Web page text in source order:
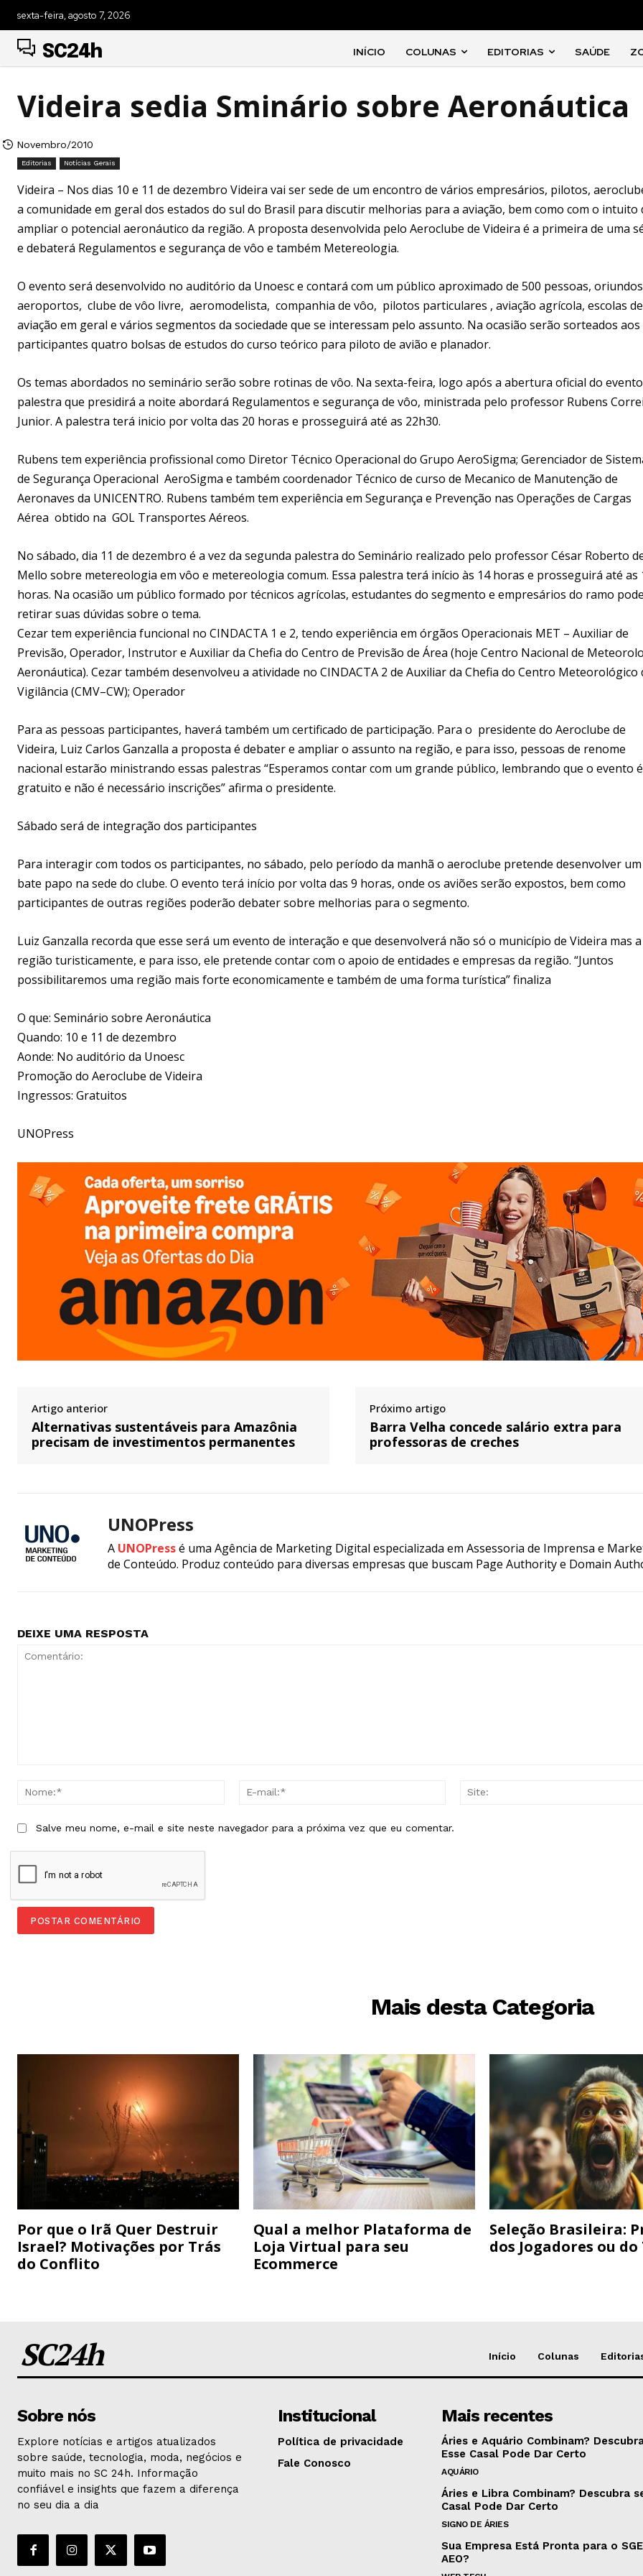
sexta-feira, agosto 7, 2026
SC24h INÍCIO COLUNAS EDITORIAS SAÚDE
Videira sedia Sminário sobre Aeronáutica
Novembro/2010
Editorias Notícias Gerais
Videira – Nos dias 10 e 11 de dezembro Videira vai ser sede de um encontro de vários empresários, pilotos,
a comunidade em geral dos estados do sul do Brasil para discutir melhorias para a aviação, bem como com o intuito
ampliar o potencial aeronáutico da região. A proposta desenvolvida pelo Aeroclube de Videira é a primeira de uma
e debaterá Regulamentos e segurança de vôo e também Metereologia.
O evento será desenvolvido no auditório da Unoesc e contará com um público aproximado de 500 pessoas,
aeroportos, clube de vôo livre, aeromodelista, companhia de vôo, pilotos particulares , aviação agrícola, escolas de
aviação em geral e vários segmentos da sociedade que se interessam pelo assunto. Na ocasião serão sorteados aos
participantes quatro bolsas de estudos do curso teórico para piloto de avião e planador.
Os temas abordados no seminário serão sobre rotinas de vôo. Na sexta-feira, logo após a abertura oficial do
palestra que presidirá a noite abordará Regulamentos e segurança de vôo, ministrada pelo professor Rubens
Junior. A palestra terá inicio por volta das 20 horas e prosseguirá até as 22h30.
Rubens tem experiência profissional como Diretor Técnico Operacional do Grupo AeroSigma; Gerenciador de
de Segurança Operacional AeroSigma e também coordenador Técnico de curso de Mecanico de Manutenção de
Aeronaves da UNICENTRO. Rubens também tem experiência em Segurança e Prevenção nas Operações de Cargas
Aérea obtido na GOL Transportes Aéreos.
No sábado, dia 11 de dezembro é a vez da segunda palestra do Seminário realizado pelo professor César Roberto
Mello sobre metereologia em vôo e metereologia comum. Essa palestra terá início às 14 horas e prosseguirá até as
horas. Na ocasião um público formado por técnicos agrícolas, estudantes do segmento e empresários do ramo
retirar suas dúvidas sobre o tema.
Cezar tem experiência funcional no CINDACTA 1 e 2, tendo experiência em órgãos Operacionais MET – Auxiliar de
Previsão, Operador, Instrutor e Auxiliar da Chefia do Centro de Previsão de Área (hoje Centro Nacional de
Aeronáutica). Cezar também desenvolveu a atividade no CINDACTA 2 de Auxiliar da Chefia do Centro Meteorológico
Vigilância (CMV–CW); Operador
Para as pessoas participantes, haverá também um certificado de participação. Para o presidente do Aeroclube de
Videira, Luiz Carlos Ganzalla a proposta é debater e ampliar o assunto na região, e para isso, pessoas de renome
nacional estarão ministrando essas palestras “Esperamos contar com um grande público, lembrando que o evento é
gratuito e não é necessário inscrições” afirma o presidente.
Sábado será de integração dos participantes
Para interagir com todos os participantes, no sábado, pelo período da manhã o aeroclube pretende desenvolver um
bate papo na sede do clube. O evento terá início por volta das 9 horas, onde os aviões serão expostos, bem como
participantes de outras regiões poderão debater sobre melhorias para o segmento.
Luiz Ganzalla recorda que esse será um evento de interação e que desenvolverá não só o município de Videira mas a
região turisticamente, e para isso, ele pretende contar com o apoio de entidades e empresas da região. “Juntos
possibilitaremos uma região mais forte economicamente e também de uma forma turística” finaliza
O que: Seminário sobre Aeronáutica
Quando: 10 e 11 de dezembro
Aonde: No auditório da Unoesc
Promoção do Aeroclube de Videira
Ingressos: Gratuitos
UNOPress
Artigo anterior
Alternativas sustentáveis para Amazônia
precisam de investimentos permanentes
Próximo artigo
Barra Velha concede salário extra para
professoras de creches
UNOPress
A UNOPressé uma Agência de Marketing Digital especializada em Assessoria de Imprensa e
de Conteúdo. Produz conteúdo para diversas empresas que buscam Page Authority e Domain
DEIXE UMA RESPOSTA
Nome:*
Salve meu nome, e-mail e site neste navegador para a próxima vez que eu comentar.
Mais desta Categoria
Por que o Irã Quer Destruir
Israel? Motivações por Trás
do Conflito
Qual a melhor Plataforma de
Loja Virtual para seu
Ecommerce
Seleção Brasileira:
dos Jogadores ou do
SC24h Início Colunas
Sobre nós
Explore notícias e artigos atualizados
sobre saúde, tecnologia, moda, negócios e
muito mais no SC 24h. Informação
confiável e insights que fazem a diferença
no seu dia a dia
Institucional
Política de privacidade
Fale Conosco
Mais recentes
Áries e Aquário Combinam?
Esse Casal Pode Dar Certo
AQUÁRIO
Áries e Libra Combinam? Descubra
Casal Pode Dar Certo
SIGNO DE ÁRIES
Sua Empresa Está Pronta para o
AEO?